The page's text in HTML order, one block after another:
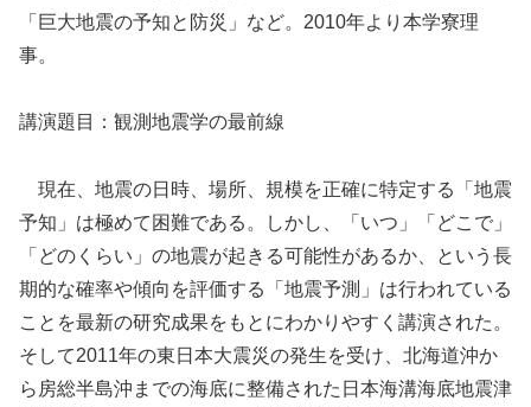
「巨大地震の予知と防災」など。2010年より本学寮理
事。
講演題目：観測地震学の最前線
現在、地震の日時、場所、規模を正確に特定する「地震
予知」は極めて困難である。しかし、「いつ」「どこで」
「どのくらい」の地震が起きる可能性があるか、という長
期的な確率や傾向を評価する「地震予測」は行われている
ことを最新の研究成果をもとにわかりやすく講演された。
そして2011年の東日本大震災の発生を受け、北海道沖か
ら房総半島沖までの海底に整備された日本海溝海底地震津